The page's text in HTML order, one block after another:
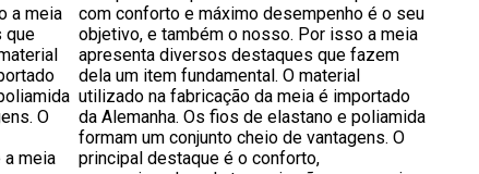
a meia
que
O
meia
com conforto e máximo desempenho é o seu
objetivo, e também o nosso. Por isso a meia
apresenta diversos destaques que fazem
dela um item fundamental. O material
utilizado na fabricação da meia é importado
da Alemanha. Os fios de elastano e poliamida
formam um conjunto cheio de vantagens. O
principal destaque é o conforto,